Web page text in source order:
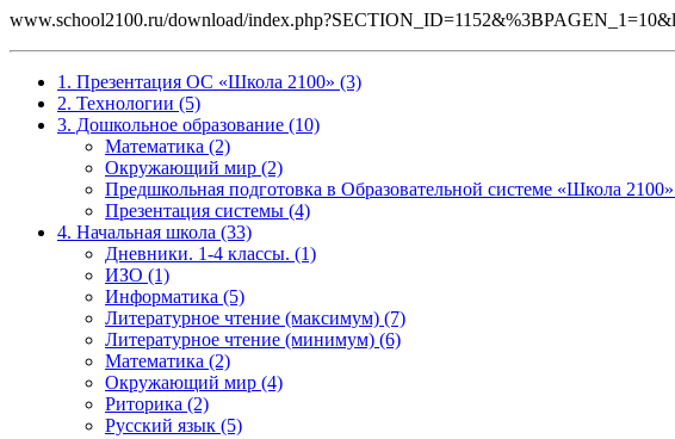
www.school2100.ru/download/
1. Презентация ОС «Школа 2100» (3)
2. Технологии (5)
3. Дошкольное образование (10)
Математика (2)
Окружающий мир (2)
Предшкольная подготовка в Образовательной системе «Школа
Презентация системы (4)
4. Начальная школа (33)
Дневники. 1-4 классы. (1)
ИЗО (1)
Информатика (5)
Литературное чтение (максимум) (7)
Литературное чтение (минимум) (6)
Математика (2)
Окружающий мир (4)
Риторика (2)
Русский язык (5)